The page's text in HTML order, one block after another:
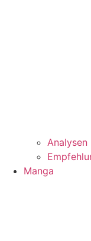
Analysen
Manga